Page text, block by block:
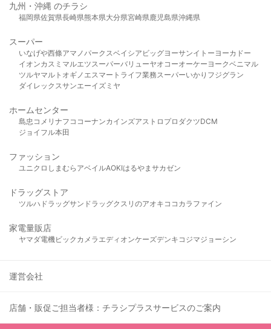
九州・沖縄 のチラシ
福岡県佐賀県長崎県熊本県大分県宮崎県鹿児島県沖縄県
スーパー
いなげや西條アマノパークスベイシア ビッグヨーサンイトーヨーカドー
イオンカスミ マルエツスーパーバリューヤオコーオーケー ヨークベニマル
ツルヤマルト オギノ エスマート ライフ業務スーパーいかり フジグラン
ダイレックスサンエーイズミヤ
ホームセンター
島忠 コメリ ナフコ コーナンカインズアストロプロダクツDCM
ジョイフル本田
ファッション
ユニクロ しまむら アベイルAOKIはるやま サカゼン
ドラッグストア
ツルハドラッグサンドラッグクスリのアオキ ココカラファイン
家電量販店
ヤマダ電機ビックカメラ エディオンケーズデンキ コジマジョーシン
運営会社
店舗・販促ご担当者様：チラシプラスサービスのご案内